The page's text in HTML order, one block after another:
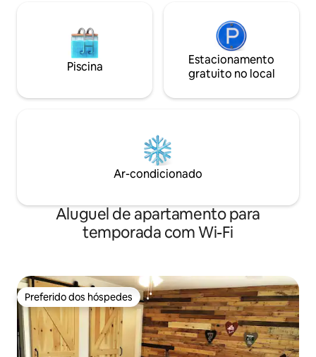
Piscina
Estacionamento
gratuito no local
Ar-condicionado
Aluguel de apartamento para
temporada com Wi-Fi
Preferido dos hóspedes
Preferido dos hóspedes